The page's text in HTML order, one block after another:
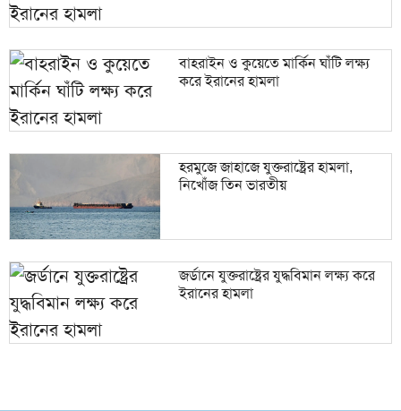
বাহরাইন ও কুয়েতে মার্কিন ঘাঁটি লক্ষ্য
করে ইরানের হামলা
হরমুজে জাহাজে যুক্তরাষ্ট্রের হামলা,
নিখোঁজ তিন ভারতীয়
জর্ডানে যুক্তরাষ্ট্রের যুদ্ধবিমান লক্ষ্য করে
ইরানের হামলা